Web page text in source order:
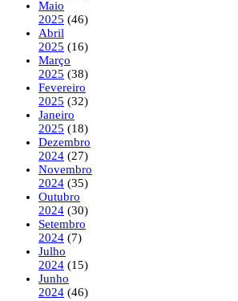
Maio
2025 (46)
Abril
2025 (16)
Março
2025 (38)
Fevereiro
2025 (32)
Janeiro
2025 (18)
Dezembro
2024 (27)
Novembro
2024 (35)
Outubro
2024 (30)
Setembro
2024 (7)
Julho
2024 (15)
Junho
2024 (46)